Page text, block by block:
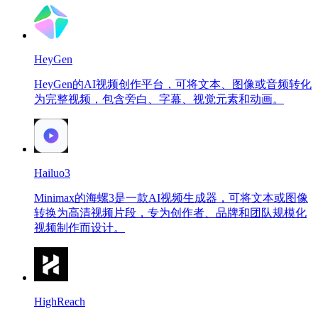
HeyGen
HeyGen的AI视频创作平台，可将文本、图像或音频转化
为完整视频，包含旁白、字幕、视觉元素和动画。
Hailuo3
Minimax的海螺3是一款AI视频生成器，可将文本或图像
转换为高清视频片段，专为创作者、品牌和团队规模化
视频制作而设计。
HighReach